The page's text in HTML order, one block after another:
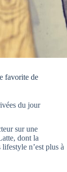
favorite de
du jour
sur une
dont la
n’est plus à